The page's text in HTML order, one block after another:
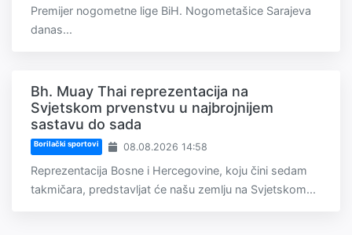
Premijer nogometne lige BiH. Nogometašice Sarajeva
danas...
Bh. Muay Thai reprezentacija na
Svjetskom prvenstvu u najbrojnijem
sastavu do sada
Borilački sportovi 08.08.2026 14:58
Reprezentacija Bosne i Hercegovine, koju čini sedam
takmičara, predstavljat će našu zemlju na Svjetskom...